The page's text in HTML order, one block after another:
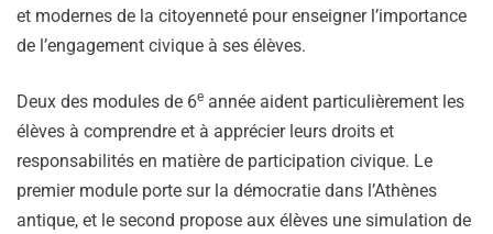
et modernes de la citoyenneté pour enseigner l’importance
de l’engagement civique à ses élèves.
Deux des modules de 6e année aident particulièrement les
élèves à comprendre et à apprécier leurs droits et
responsabilités en matière de participation civique. Le
premier module porte sur la démocratie dans l’Athènes
antique, et le second propose aux élèves une simulation de